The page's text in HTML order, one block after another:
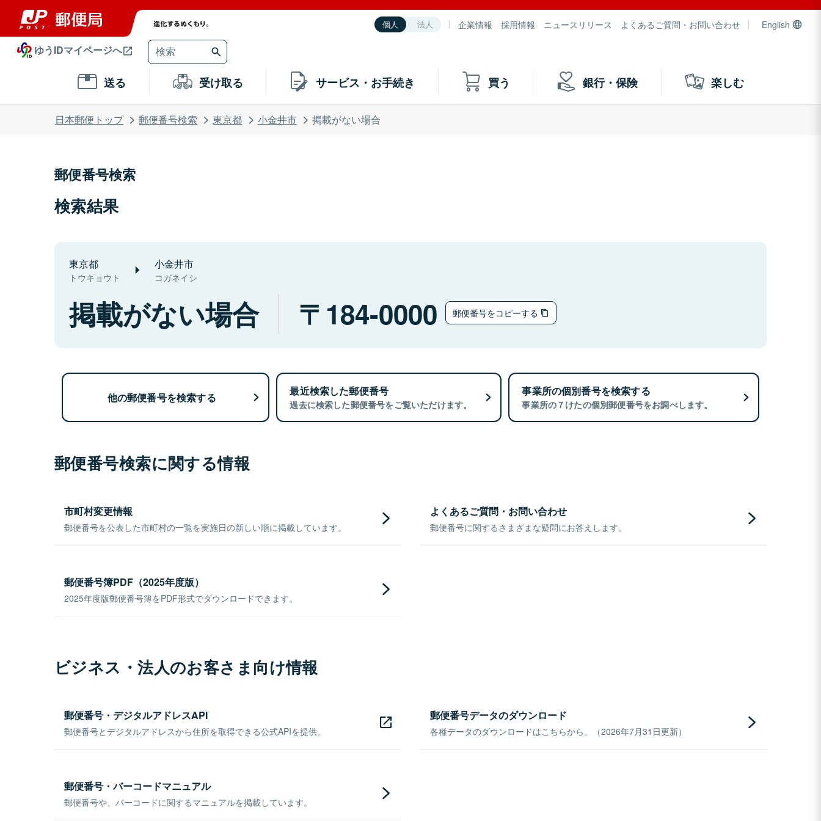
個人 法人 企業情報 採用情報 ニュースリリース よくあるご質問・お問い合わせ English
ゆうIDマイページへ
送る 受け取る サービス・お手続き 買う 銀行・保険 楽しむ
日本郵便トップ 郵便番号検索 東京都 小金井市 掲載がない場合
郵便番号検索
検索結果
東京都
トウキョウト
小金井市
コガネイシ
掲載がない場合 184-0000 郵便番号をコピーする
他の郵便番号を検索する 最近検索した郵便番号
過去に検索した郵便番号をご覧いただけます。
事業所の個別番号を検索する
事業所の７けたの個別郵便番号をお調べします。
郵便番号検索に関する情報
市町村変更情報
郵便番号を公表した市町村の一覧を実施日の新しい順に掲載しています。
よくあるご質問・お問い合わせ
郵便番号に関するさまざまな疑問にお答えします。
郵便番号簿PDF（2025年度版）
2025年度版郵便番号簿をPDF形式でダウンロードできます。
ビジネス・法人のお客さま向け情報
郵便番号・デジタルアドレスAPI
郵便番号とデジタルアドレスから住所を取得できる公式APIを提供。
郵便番号データのダウンロード
各種データのダウンロードはこちらから。（2026年7月31日更新）
郵便番号・バーコードマニュアル
郵便番号や、バーコードに関するマニュアルを掲載しています。